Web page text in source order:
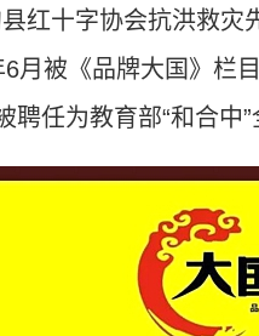
红十字协会抗洪救
6月被《品牌大国》栏
聘任为教育部“和合